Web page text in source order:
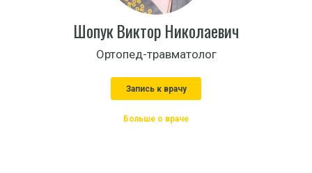
Шопук Виктор Николаевич
Ортопед-травматолог
Запись к врачу
Больше о враче